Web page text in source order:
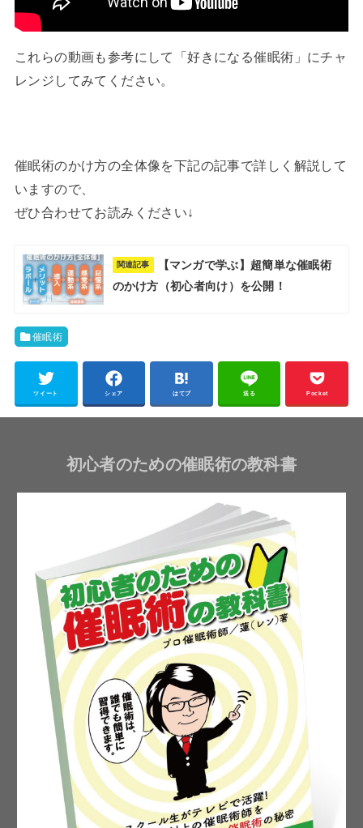
これらの動画も参考にして「好きになる催眠術」にチャ
レンジしてみてください。
催眠術のかけ方の全体像を下記の記事で詳しく解説して
いますので、
ぜひ合わせてお読みください↓
関連記事
【マンガで学ぶ】超簡単な催眠術
のかけ方（初心者向け）を公開！
催眠術
ツイート シェア はてブ 送る Pocket
初心者のための催眠術の教科書